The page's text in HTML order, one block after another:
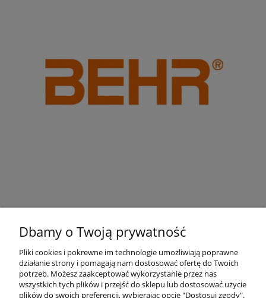
Pomoc
Dbamy o Twoją prywatność
Pliki cookies i pokrewne im technologie umożliwiają poprawne
działanie strony i pomagają nam dostosować ofertę do Twoich
potrzeb. Możesz zaakceptować wykorzystanie przez nas
wszystkich tych plików i przejść do sklepu lub dostosować użycie
plików do swoich preferencji, wybierając opcję "Dostosuj zgody".